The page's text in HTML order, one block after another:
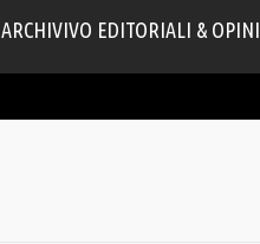
ARCHIVIVO EDITORIALI &